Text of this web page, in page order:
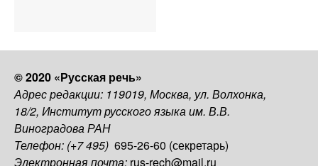
© 2020 «Русская речь»
Адрес редакции: 119019, Москва, ул. Волхонка,
18/2, Институт русского языка им. В.В.
Виноградова РАН
Телефон: (+7 495) 695-26-60 (секретарь)
Электронная почта: rus-rech@mail.ru